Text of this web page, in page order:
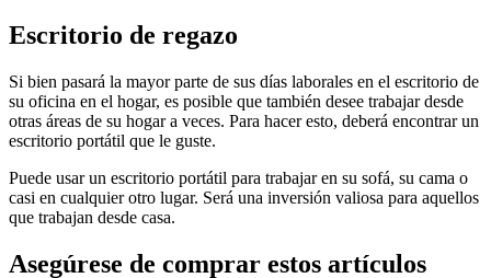
Escritorio de regazo
Si bien pasará la mayor parte de sus días laborales en el escritorio de
su oficina en el hogar, es posible que también desee trabajar desde
otras áreas de su hogar a veces. Para hacer esto, deberá encontrar un
escritorio portátil que le guste.
Puede usar un escritorio portátil para trabajar en su sofá, su cama o
casi en cualquier otro lugar. Será una inversión valiosa para aquellos
que trabajan desde casa.
Asegúrese de comprar estos artículos